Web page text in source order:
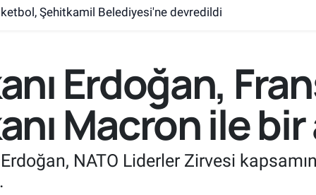
Şehitkamil Belediyesi'ne devredildi
Erdoğan,
Macron ile
NATO Liderler Zirvesi